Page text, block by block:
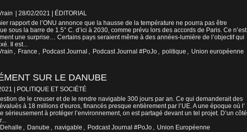
| 28/02/2021
ÉDITORIAL
rapport de l’ONU annonce que la hausse de la température ne pourra pas être
sous la barre de 1.5° C. d’ici à 2030, comme prévu lors des accords de Paris. Ce n’est
une surprise… Certains pays seraient même à des années-lumière de l’objectif qui
Il est...
, France , Podcast Journal , Podcast Journal #PoJo , politique , Union européenne
SUR LE DANUBE
POLITIQUE ET SOCIÉTÉ
de le creuser et de le rendre navigable 300 jours par an. Ce qui demanderait des
à 18 millions d'euros, financés presque entièrement par l’UE. A une époque où l’
sérieusement à protéger l’environnement, on est partagé devant un tel projet. D’un côté
, Danube , navigable , Podcast Journal #PoJo , Union Européenne